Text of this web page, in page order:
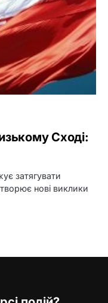
Сході:
затягувати
нові виклики